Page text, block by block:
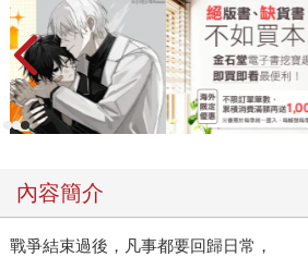
內容簡介
戰爭結束過後，凡事都要回歸日常，